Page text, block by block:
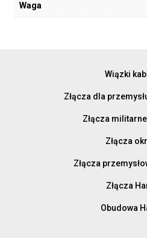
Waga
Wiązki
Złącza dla
Złącza
Złącza
Złącza
Złącza
Obudowa